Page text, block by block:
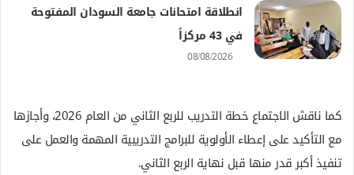
انطلاقة امتحانات جامعة السودان المفتوحة
في 43 مركزاً
08/08/2026
كما ناقش الاجتماع خطة التدريب للربع الثاني من العام 2026، وأجازها
مع التأكيد على إعطاء الأولوية للبرامج التدريبية المهمة والعمل على
تنفيذ أكبر قدر منها قبل نهاية الربع الثاني.